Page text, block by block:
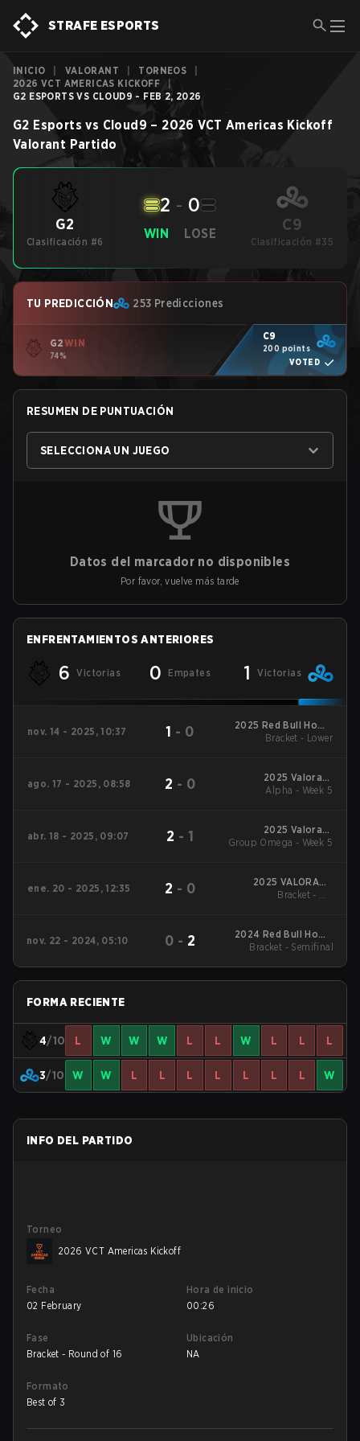
STRAFE ESPORTS
INICIO VALORANT TORNEOS
2026 VCT AMERICAS KICKOFF
G2 ESPORTS VS CLOUD9 - FEB 2, 2026
G2 Esports vs Cloud9 – 2026 VCT Americas Kickoff
Valorant Partido
G2
Clasificación #6
WIN
2 - 0
LOSE C9
Clasificación #35
TU PREDICCIÓN 253 Predicciones
G2WIN
74%
C9
200 points
VOTED
RESUMEN DE PUNTUACIÓN
SELECCIONA UN JUEGO
Datos del marcador no disponibles
Por favor, vuelve más tarde
ENFRENTAMIENTOS ANTERIORES
6 Victorias 0 Empates 1 Victorias
nov. 14 - 2025, 10:37 1 - 0
2025 Red Bull Home
Ground
Bracket - Lower
ago. 17 - 2025, 08:58 2 - 0
2025 Valorant
Champions Tour:
Alpha - Week 5
abr. 18 - 2025, 09:07 2 - 1
2025 Valorant
Champions Tour:
Group Omega - Week 5
ene. 20 - 2025, 12:35 2 - 0
2025 VALORANT
Champions Tour:
Bracket - UB
nov. 22 - 2024, 05:10 0 - 2
2024 Red Bull Home
Ground 5
Bracket - Semifinal
FORMA RECIENTE
4/10 L W W W L L W L L L
3/10 W W L L L L L L L W
INFO DEL PARTIDO
Torneo
2026 VCT Americas Kickoff
Fecha
02 February
Hora de inicio
00:26
Fase
Bracket - Round of 16
Ubicación
NA
Formato
Best of 3